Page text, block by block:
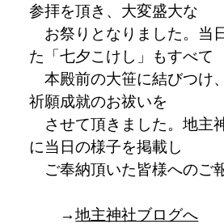
参拝を頂き、大変盛大な
お祭りとなりました。当
た「七夕こけし」もすべて
本殿前の大笹に結びつけ
祈願成就のお祓いを
させて頂きました。地主
に当日の様子を掲載し
ご奉納頂いた皆様へのご
→地主神社ブログへ